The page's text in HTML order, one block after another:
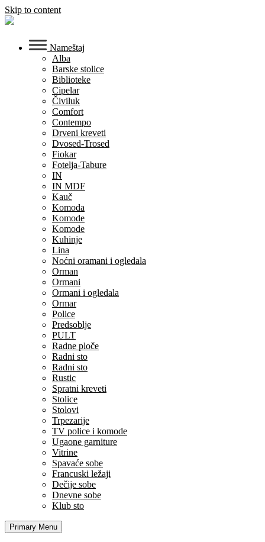
Skip to content
Nameštaj
Alba
Barske stolice
Biblioteke
Cipelar
Čiviluk
Comfort
Contempo
Drveni kreveti
Dvosed-Trosed
Fiokar
Fotelja-Tabure
IN
IN MDF
Kauč
Komoda
Komode
Komode
Kuhinje
Lina
Noćni oramani i ogledala
Orman
Ormani
Ormani i ogledala
Ormar
Police
Predsoblje
PULT
Radne ploče
Radni sto
Radni sto
Rustic
Spratni kreveti
Stolice
Stolovi
Trpezarije
TV police i komode
Ugaone garniture
Vitrine
Spavaće sobe
Francuski ležaji
Dečije sobe
Dnevne sobe
Klub sto
Primary Menu